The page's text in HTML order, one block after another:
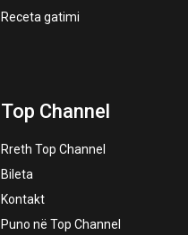
Receta gatimi
Top Channel
Rreth Top Channel
Bileta
Kontakt
Puno në Top Channel